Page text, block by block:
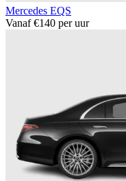
Mercedes EQS
Vanaf €140 per uur